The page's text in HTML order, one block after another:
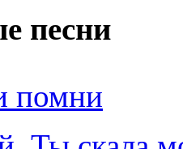
песни
помни